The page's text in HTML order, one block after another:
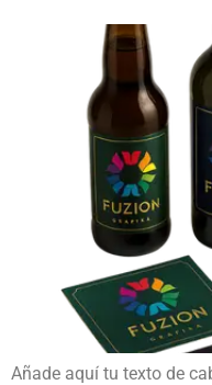
Añade aquí tu texto de